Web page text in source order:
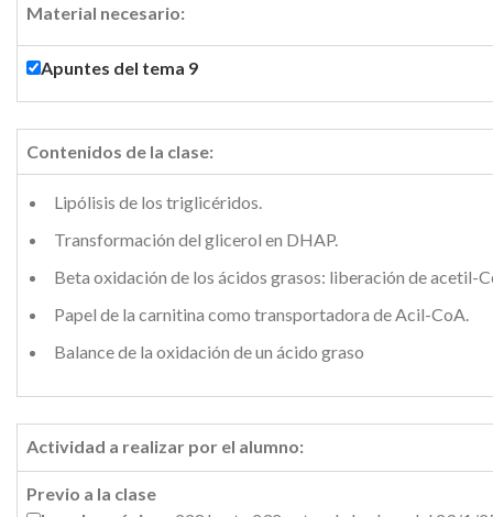
Material necesario:
Apuntes del tema 9
Contenidos de la clase:
Lipólisis de los triglicéridos.
Transformación del glicerol en DHAP.
Beta oxidación de los ácidos grasos: liberación de acetil-
Papel de la carnitina como transportadora de Acil-CoA.
Balance de la oxidación de un ácido graso
Actividad a realizar por el alumno:
Previo a la clase